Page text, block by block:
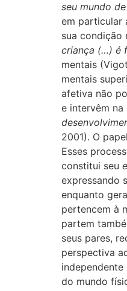
seu mundo
em particular
sua condição
criança (…) é
mentais (
mentais
afetiva não
e intervêm
2001). O
Esses
constitui seu
expressando
enquanto
pertencem à
partem
seus pares,
perspectiva
do mundo